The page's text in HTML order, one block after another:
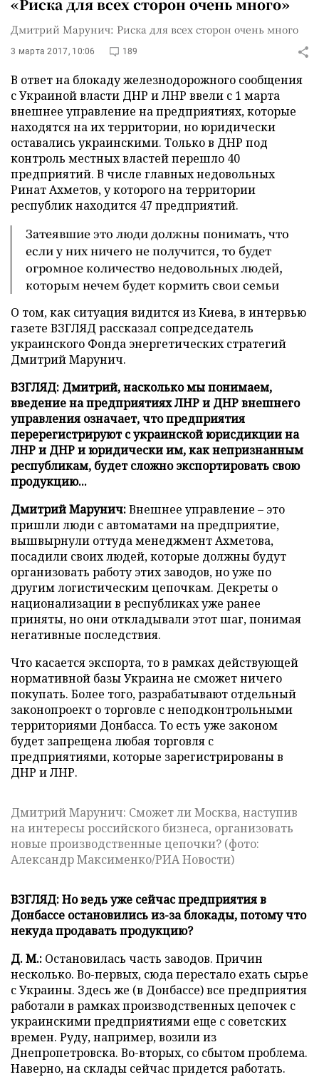
«Риска для всех сторон очень много»
Дмитрий Марунич: Риска для всех сторон очень много
3 марта 2017, 10:06 189
В ответ на блокаду железнодорожного сообщения
с Украиной власти ДНР и ЛНР ввели с 1 марта
внешнее управление на предприятиях, которые
находятся на их территории, но юридически
оставались украинскими. Только в ДНР под
контроль местных властей перешло 40
предприятий. В числе главных недовольных
Ринат Ахметов, у которого на территории
республик находится 47 предприятий.
Затеявшие это люди должны понимать, что
если у них ничего не получится, то будет
огромное количество недовольных людей,
которым нечем будет кормить свои семьи
О том, как ситуация видится из Киева, в интервью
газете ВЗГЛЯД рассказал сопредседатель
украинского Фонда энергетических стратегий
Дмитрий Марунич.
ВЗГЛЯД: Дмитрий, насколько мы понимаем,
введение на предприятиях ЛНР и ДНР внешнего
управления означает, что предприятия
перерегистрируют с украинской юрисдикции на
ЛНР и ДНР и юридически им, как непризнанным
республикам, будет сложно экспортировать свою
продукцию...
Дмитрий Марунич:Внешнее управление – это
пришли люди с автоматами на предприятие,
вышвырнули оттуда менеджмент Ахметова,
посадили своих людей, которые должны будут
организовать работу этих заводов, но уже по
другим логистическим цепочкам. Декреты о
национализации в республиках уже ранее
приняты, но они откладывали этот шаг, понимая
негативные последствия.
Что касается экспорта, то в рамках действующей
нормативной базы Украина не сможет ничего
покупать. Более того, разрабатывают отдельный
законопроект о торговле с неподконтрольными
территориями Донбасса. То есть уже законом
будет запрещена любая торговля с
предприятиями, которые зарегистрированы в
ДНР и ЛНР.
Дмитрий Марунич: Сможет ли Москва, наступив
на интересы российского бизнеса, организовать
новые производственные цепочки? (фото:
Александр Максименко/РИА Новости)
ВЗГЛЯД: Но ведь уже сейчас предприятия в
Донбассе остановились из-за блокады, потому что
некуда продавать продукцию?
Д. М.: Остановилась часть заводов. Причин
несколько. Во-первых, сюда перестало ехать сырье
с Украины. Здесь же (в Донбассе) все предприятия
работали в рамках производственных цепочек с
украинскими предприятиями еще с советских
времен. Руду, например, возили из
Днепропетровска. Во-вторых, со сбытом проблема.
Наверно, на склады сейчас придется работать.